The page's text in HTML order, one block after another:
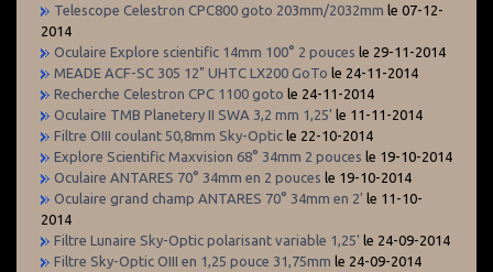
Telescope Celestron CPC800 goto 203mm/2032mm le 07-12-
2014
Oculaire Explore scientific 14mm 100° 2 pouces le 29-11-2014
MEADE ACF-SC 305 12" UHTC LX200 GoTo le 24-11-2014
Recherche Celestron CPC 1100 goto le 24-11-2014
Oculaire TMB Planetery II SWA 3,2 mm 1,25' le 11-11-2014
Filtre OIII coulant 50,8mm Sky-Optic le 22-10-2014
Explore Scientific Maxvision 68° 34mm 2 pouces le 19-10-2014
Oculaire ANTARES 70° 34mm en 2 pouces le 19-10-2014
Oculaire grand champ ANTARES 70° 34mm en 2' le 11-10-
2014
Filtre Lunaire Sky-Optic polarisant variable 1,25' le 24-09-2014
Filtre Sky-Optic OIII en 1,25 pouce 31,75mm le 24-09-2014